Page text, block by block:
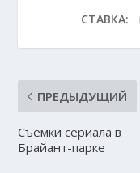
СТАВКА:
ПРЕДЫДУЩИЙ
Съемки сериала в
Брайант-парке